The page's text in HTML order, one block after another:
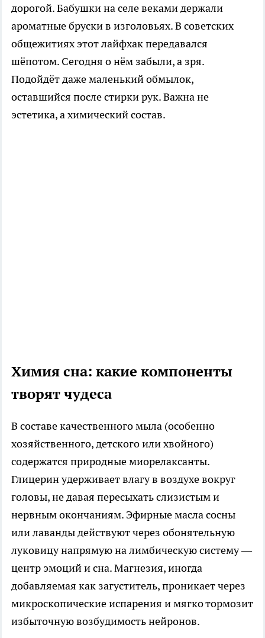
дорогой. Бабушки на селе веками держали
ароматные бруски в изголовьях. В советских
общежитиях этот лайфхак передавался
шёпотом. Сегодня о нём забыли, а зря.
Подойдёт даже маленький обмылок,
оставшийся после стирки рук. Важна не
эстетика, а химический состав.
Химия сна: какие компоненты
творят чудеса
В составе качественного мыла (особенно
хозяйственного, детского или хвойного)
содержатся природные миорелаксанты.
Глицерин удерживает влагу в воздухе вокруг
головы, не давая пересыхать слизистым и
нервным окончаниям. Эфирные масла сосны
или лаванды действуют через обонятельную
луковицу напрямую на лимбическую систему —
центр эмоций и сна. Магнезия, иногда
добавляемая как загуститель, проникает через
микроскопические испарения и мягко тормозит
избыточную возбудимость нейронов.